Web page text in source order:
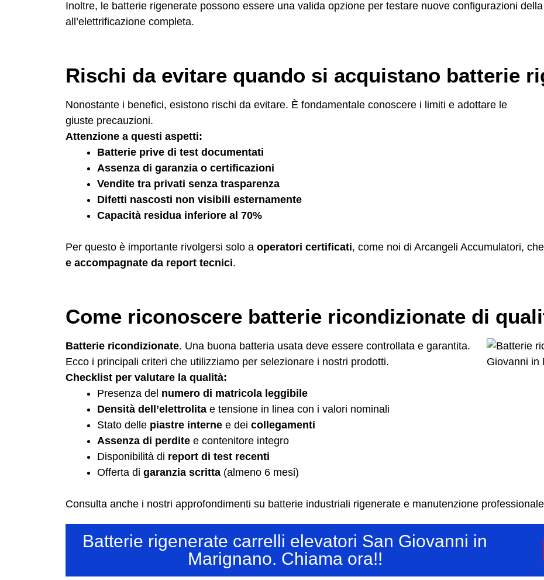
Inoltre, le batterie rigenerate possono essere una valida opzione per testare nuove configurazioni
all’elettrificazione completa.
Rischi da evitare quando si acquistano batterie
Nonostante i benefici, esistono rischi da evitare. È fondamentale conoscere i limiti e adottare le
giuste precauzioni.
Attenzione a questi aspetti:
Batterie prive di test documentati
Assenza di garanzia o certificazioni
Vendite tra privati senza trasparenza
Difetti nascosti non visibili esternamente
Capacità residua inferiore al 70%
Per questo è importante rivolgersi solo a operatori certificati, come noi di Arcangeli Accumulatori,
e accompagnate da report tecnici.
Come riconoscere batterie ricondizionate di
Batterie ricondizionate. Una buona batteria usata deve essere controllata e garantita.
Ecco i principali criteri che utilizziamo per selezionare i nostri prodotti.
Checklist per valutare la qualità:
Presenza del numero di matricola leggibile
Densità dell’elettrolita e tensione in linea con i valori nominali
Stato delle piastre interne e dei collegamenti
Assenza di perdite e contenitore integro
Disponibilità di report di test recenti
Offerta di garanzia scritta (almeno 6 mesi)
Consulta anche i nostri approfondimenti su batterie industriali rigenerate e manutenzione
Batterie rigenerate carrelli elevatori San Giovanni in
Marignano. Chiama ora!!